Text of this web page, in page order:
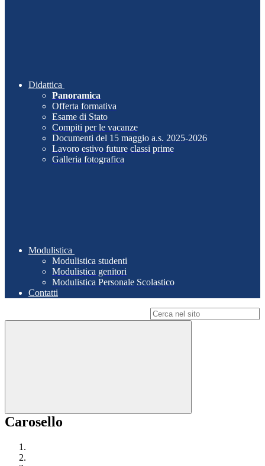
Didattica
Panoramica
Offerta formativa
Esame di Stato
Compiti per le vacanze
Documenti del 15 maggio a.s. 2025-2026
Lavoro estivo future classi prime
Galleria fotografica
Modulistica
Modulistica studenti
Modulistica genitori
Modulistica Personale Scolastico
Contatti
Carosello